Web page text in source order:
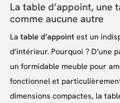
La table d’appoint, une
comme aucune autre
La table d’appointest un
d’intérieur. Pourquoi ? D’une
un formidable meuble pour
fonctionnel et
dimensions compactes, la